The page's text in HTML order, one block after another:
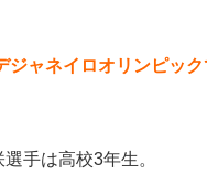
ジャネイロオリンピッ
手は高校3年生。